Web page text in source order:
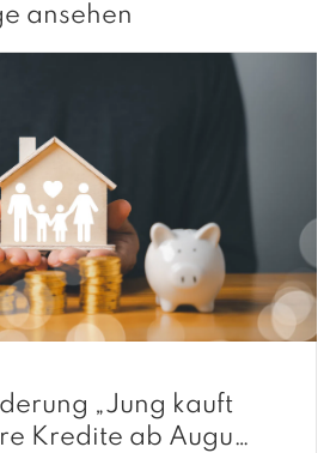
ansehen
„Jung kauft
Kredite ab August